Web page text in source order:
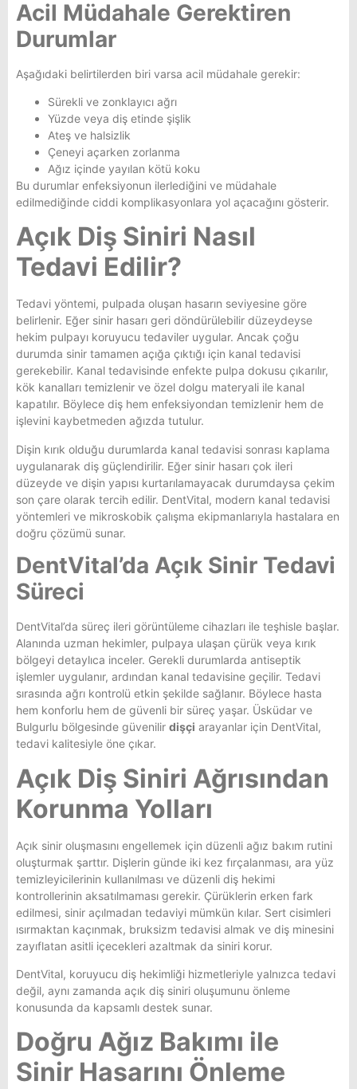
Acil Müdahale Gerektiren
Durumlar
Aşağıdaki belirtilerden biri varsa acil müdahale gerekir:
Sürekli ve zonklayıcı ağrı
Yüzde veya diş etinde şişlik
Ateş ve halsizlik
Çeneyi açarken zorlanma
Ağız içinde yayılan kötü koku
Bu durumlar enfeksiyonun ilerlediğini ve müdahale
edilmediğinde ciddi komplikasyonlara yol açacağını gösterir.
Açık Diş Siniri Nasıl
Tedavi Edilir?
Tedavi yöntemi, pulpada oluşan hasarın seviyesine göre
belirlenir. Eğer sinir hasarı geri döndürülebilir düzeydeyse
hekim pulpayı koruyucu tedaviler uygular. Ancak çoğu
durumda sinir tamamen açığa çıktığı için kanal tedavisi
gerekebilir. Kanal tedavisinde enfekte pulpa dokusu çıkarılır,
kök kanalları temizlenir ve özel dolgu materyali ile kanal
kapatılır. Böylece diş hem enfeksiyondan temizlenir hem de
işlevini kaybetmeden ağızda tutulur.
Dişin kırık olduğu durumlarda kanal tedavisi sonrası kaplama
uygulanarak diş güçlendirilir. Eğer sinir hasarı çok ileri
düzeyde ve dişin yapısı kurtarılamayacak durumdaysa çekim
son çare olarak tercih edilir. DentVital, modern kanal tedavisi
yöntemleri ve mikroskobik çalışma ekipmanlarıyla hastalara en
doğru çözümü sunar.
DentVital’da Açık Sinir Tedavi
Süreci
DentVital’da süreç ileri görüntüleme cihazları ile teşhisle başlar.
Alanında uzman hekimler, pulpaya ulaşan çürük veya kırık
bölgeyi detaylıca inceler. Gerekli durumlarda antiseptik
işlemler uygulanır, ardından kanal tedavisine geçilir. Tedavi
sırasında ağrı kontrolü etkin şekilde sağlanır. Böylece hasta
hem konforlu hem de güvenli bir süreç yaşar. Üsküdar ve
Bulgurlu bölgesinde güvenilir dişçi arayanlar için DentVital,
tedavi kalitesiyle öne çıkar.
Açık Diş Siniri Ağrısından
Korunma Yolları
Açık sinir oluşmasını engellemek için düzenli ağız bakım rutini
oluşturmak şarttır. Dişlerin günde iki kez fırçalanması, ara yüz
temizleyicilerinin kullanılması ve düzenli diş hekimi
kontrollerinin aksatılmaması gerekir. Çürüklerin erken fark
edilmesi, sinir açılmadan tedaviyi mümkün kılar. Sert cisimleri
ısırmaktan kaçınmak, bruksizm tedavisi almak ve diş minesini
zayıflatan asitli içecekleri azaltmak da siniri korur.
DentVital, koruyucu diş hekimliği hizmetleriyle yalnızca tedavi
değil, aynı zamanda açık diş siniri oluşumunu önleme
konusunda da kapsamlı destek sunar.
Doğru Ağız Bakımı ile
Sinir Hasarını Önleme